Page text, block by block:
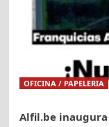
OFICINA / PAPELERIA
Alfil.be inaugura